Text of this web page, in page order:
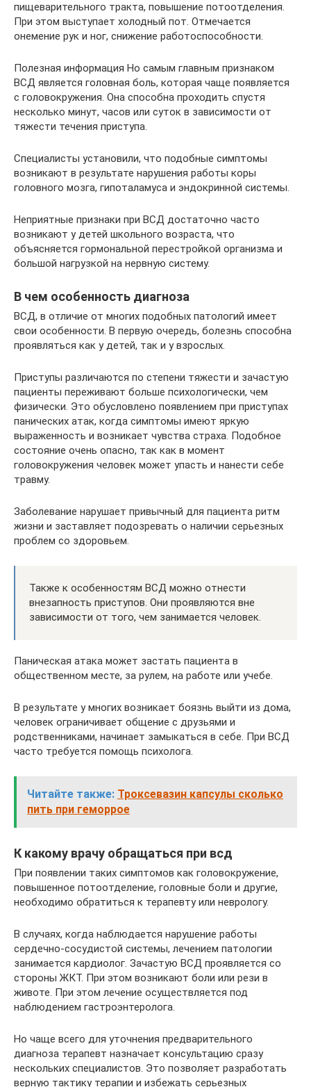
пищеварительного тракта, повышение потоотделения.
При этом выступает холодный пот. Отмечается
онемение рук и ног, снижение работоспособности.
Полезная информация Но самым главным признаком
ВСД является головная боль, которая чаще появляется
с головокружения. Она способна проходить спустя
несколько минут, часов или суток в зависимости от
тяжести течения приступа.
Специалисты установили, что подобные симптомы
возникают в результате нарушения работы коры
головного мозга, гипоталамуса и эндокринной системы.
Неприятные признаки при ВСД достаточно часто
возникают у детей школьного возраста, что
объясняется гормональной перестройкой организма и
большой нагрузкой на нервную систему.
В чем особенность диагноза
ВСД, в отличие от многих подобных патологий имеет
свои особенности. В первую очередь, болезнь способна
проявляться как у детей, так и у взрослых.
Приступы различаются по степени тяжести и зачастую
пациенты переживают больше психологически, чем
физически. Это обусловлено появлением при приступах
панических атак, когда симптомы имеют яркую
выраженность и возникает чувства страха. Подобное
состояние очень опасно, так как в момент
головокружения человек может упасть и нанести себе
травму.
Заболевание нарушает привычный для пациента ритм
жизни и заставляет подозревать о наличии серьезных
проблем со здоровьем.
Также к особенностям ВСД можно отнести
внезапность приступов. Они проявляются вне
зависимости от того, чем занимается человек.
Паническая атака может застать пациента в
общественном месте, за рулем, на работе или учебе.
В результате у многих возникает боязнь выйти из дома,
человек ограничивает общение с друзьями и
родственниками, начинает замыкаться в себе. При ВСД
часто требуется помощь психолога.
Читайте также: Троксевазин капсулы сколько
пить при геморрое
К какому врачу обращаться при всд
При появлении таких симптомов как головокружение,
повышенное потоотделение, головные боли и другие,
необходимо обратиться к терапевту или неврологу.
В случаях, когда наблюдается нарушение работы
сердечно-сосудистой системы, лечением патологии
занимается кардиолог. Зачастую ВСД проявляется со
стороны ЖКТ. При этом возникают боли или рези в
животе. При этом лечение осуществляется под
наблюдением гастроэнтеролога.
Но чаще всего для уточнения предварительного
диагноза терапевт назначает консультацию сразу
нескольких специалистов. Это позволяет разработать
верную тактику терапии и избежать серьезных